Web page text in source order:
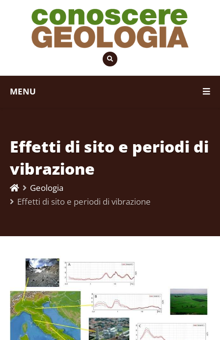
MENU
Effetti di sito e periodi di
vibrazione
Geologia
Effetti di sito e periodi di vibrazione